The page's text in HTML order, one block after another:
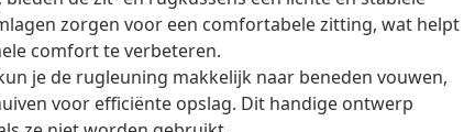
zorgen voor een comfortabele zitting, wat helpt
comfort te verbeteren.
je de rugleuning makkelijk naar beneden vouwen,
voor efficiënte opslag. Dit handige ontwerp